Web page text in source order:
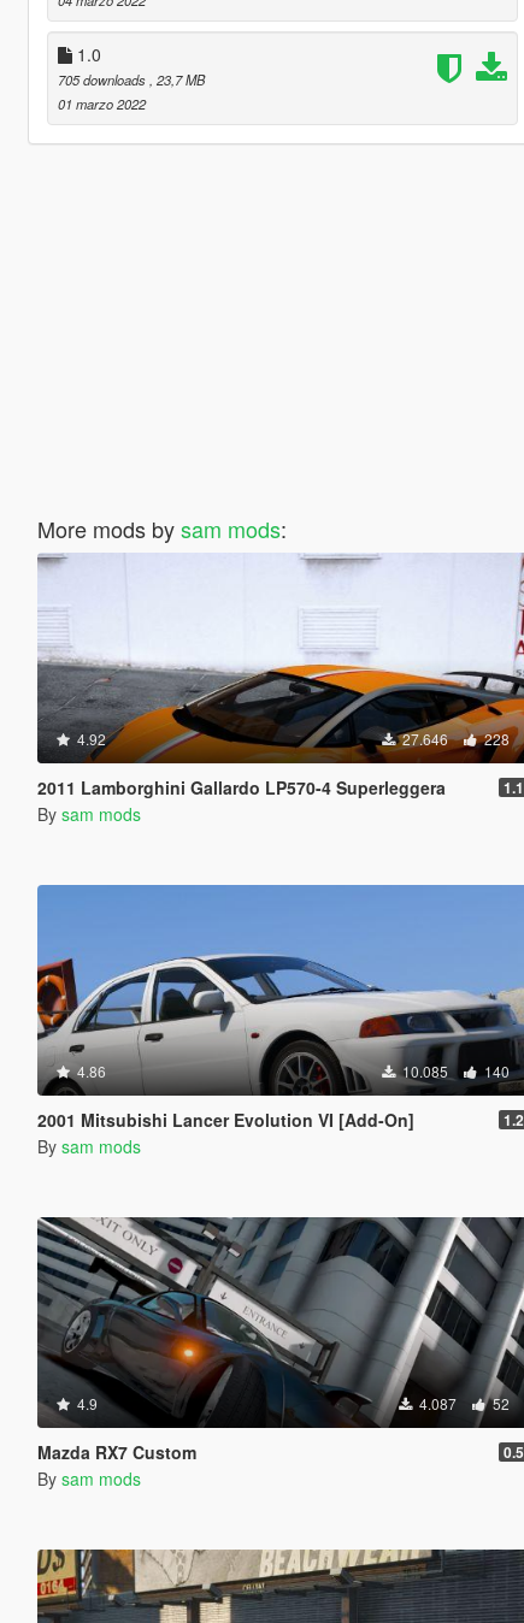
1.0
705 downloads , 23,7 MB
01 marzo 2022
More mods bysam mods:
4.92 27.646 228
2011 Lamborghini Gallardo LP570-4 Superleggera 1.1
By sam mods
4.86 10.085 140
2001 Mitsubishi Lancer Evolution VI [Add-On] 1.2
By sam mods
4.9 4.087 52
Mazda RX7 Custom 0.5
By sam mods